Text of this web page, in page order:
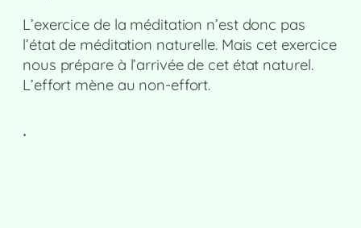
L’exercice de la méditation n’est donc pas
l’état de méditation naturelle. Mais cet exercice
nous prépare à l’arrivée de cet état naturel.
L’effort mène au non-effort.
.